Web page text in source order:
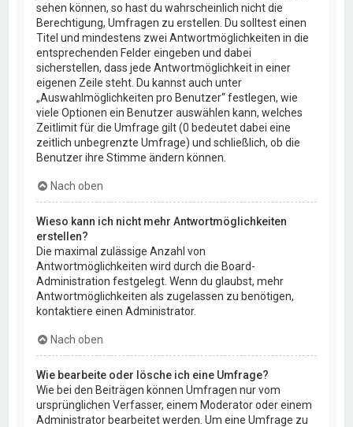
sehen können, so hast du wahrscheinlich nicht die
Berechtigung, Umfragen zu erstellen. Du solltest einen
Titel und mindestens zwei Antwortmöglichkeiten in die
entsprechenden Felder eingeben und dabei
sicherstellen, dass jede Antwortmöglichkeit in einer
eigenen Zeile steht. Du kannst auch unter
„Auswahlmöglichkeiten pro Benutzer“ festlegen, wie
viele Optionen ein Benutzer auswählen kann, welches
Zeitlimit für die Umfrage gilt (0 bedeutet dabei eine
zeitlich unbegrenzte Umfrage) und schließlich, ob die
Benutzer ihre Stimme ändern können.
Nach oben
Wieso kann ich nicht mehr Antwortmöglichkeiten
erstellen?
Die maximal zulässige Anzahl von
Antwortmöglichkeiten wird durch die Board-
Administration festgelegt. Wenn du glaubst, mehr
Antwortmöglichkeiten als zugelassen zu benötigen,
kontaktiere einen Administrator.
Nach oben
Wie bearbeite oder lösche ich eine Umfrage?
Wie bei den Beiträgen können Umfragen nur vom
ursprünglichen Verfasser, einem Moderator oder einem
Administrator bearbeitet werden. Um eine Umfrage zu